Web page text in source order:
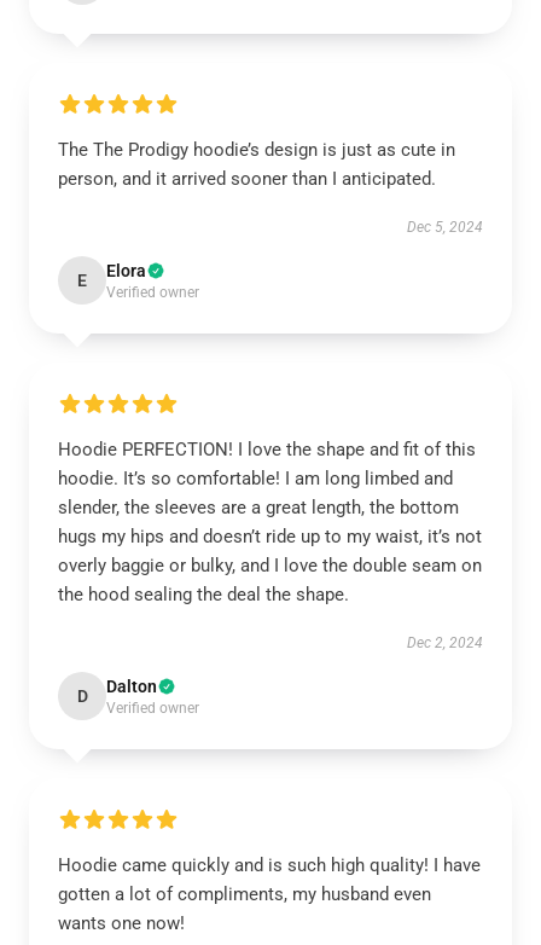
The The Prodigy hoodie’s design is just as cute in
person, and it arrived sooner than I anticipated.
Dec 5, 2024
E Elora
Verified owner
Hoodie PERFECTION! I love the shape and fit of this
hoodie. It’s so comfortable! I am long limbed and
slender, the sleeves are a great length, the bottom
hugs my hips and doesn’t ride up to my waist, it’s not
overly baggie or bulky, and I love the double seam on
the hood sealing the deal the shape.
Dec 2, 2024
D Dalton
Verified owner
Hoodie came quickly and is such high quality! I have
gotten a lot of compliments, my husband even
wants one now!